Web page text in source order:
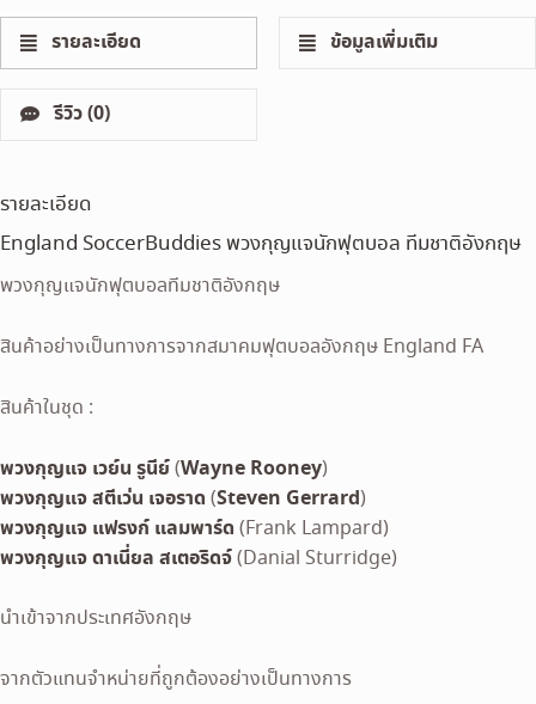
รายละเอียด ข้อมูลเพิ่มเติม
รีวิว (0)
รายละเอียด
England SoccerBuddies พวงกุญแจนักฟุตบอล ทีมชาติอังกฤษ
พวงกุญแจนักฟุตบอลทีมชาติอังกฤษ
สินค้าอย่างเป็นทางการจากสมาคมฟุตบอลอังกฤษ England FA
สินค้าในชุด :
พวงกุญแจ เวย์น รูนีย์(Wayne Rooney)
พวงกุญแจ สตีเว่น เจอราด (Steven Gerrard)
พวงกุญแจ แฟรงก์ แลมพาร์ด (Frank Lampard)
พวงกุญแจ ดาเนี่ยล สเตอริดจ์(Danial Sturridge)
นำเข้าจากประเทศอังกฤษ
จากตัวแทนจำหน่ายที่ถูกต้องอย่างเป็นทางการ